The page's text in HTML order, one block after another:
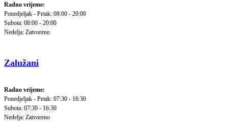
Radno vrijeme:
Ponedjeljak - Petak: 08:00 - 20:00
Subota: 08:00 - 20:00
Nedelja: Zatvoreno
Zalužani
Radno vrijeme:
Ponedjeljak - Petak: 07:30 - 16:30
Subota: 07:30 - 16:30
Nedelja: Zatvoreno